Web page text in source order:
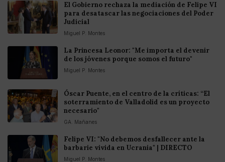
El Gobierno rechaza la mediación de Felipe VI
para desatascar las negociaciones del Poder
Judicial
Miguel P. Montes
La Princesa Leonor: "Me importa el devenir
de los jóvenes porque somos el futuro"
Miguel P. Montes
Óscar Puente, en el centro de la críticas: “El
soterramiento de Valladolid es un proyecto
necesario"
GA. Mañanes
Felipe VI: "No debemos desfallecer ante la
barbarie vivida en Ucrania" | DIRECTO
Miguel P. Montes